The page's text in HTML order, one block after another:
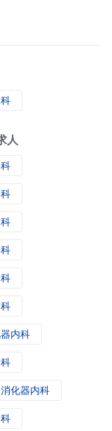
人
内科
化器内科